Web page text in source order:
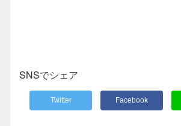
SNSでシェア
Twitter Facebook